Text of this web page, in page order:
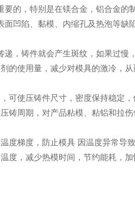
的，特别是在镁合金，铝合金
凹陷、黏模、内缩孔及热泡等
，铸件就会产生斑纹，如果过慢
的使用量，减少对模具的激冷，
可使压铸件尺寸，密度保持稳定，
铸周期，对产品粘模、粘铝和拉
度梯度，防止模具 因温度异常导致
度，减少热模时间，节约能耗，加